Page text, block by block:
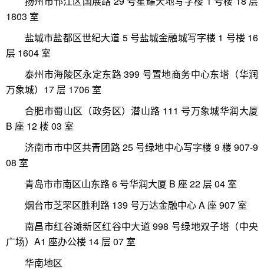
1803 室
盐城市盐都区世纪大道 5 号盐城金融城写字楼 1 号楼 16
层 1604 室
泰州市海陵区永定东路 399 号置地商务中心东塔（华润
万象城）17 层 1706 室
合肥市蜀山区（政务区）潜山路 111 号万象城华润大厦
B 座 12 楼 03 室
济南市市中区共青团路 25 号绿地中心写字楼 9 楼 907-9
08 室
青岛市市南区山东路 6 号华润大厦 B 座 22 层 04 室
烟台市芝罘区胜利路 139 号万达金融中心 A 座 907 室
南昌市红谷滩新区红谷中大道 998 号绿地双子塔（中央
广场）A1 座办公楼 14 层 07 室
华南地区